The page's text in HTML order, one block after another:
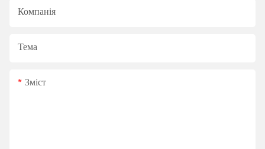
Компанія
Тема
Зміст